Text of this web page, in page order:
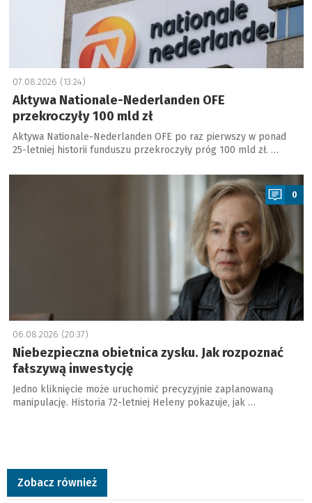
07.08.2026 (13:24)
Aktywa Nationale-Nederlanden OFE
przekroczyły 100 mld zł
Aktywa Nationale-Nederlanden OFE po raz pierwszy w ponad
25-letniej historii funduszu przekroczyły próg 100 mld zł. …
a
0
06.08.2026 (20:37)
Niebezpieczna obietnica zysku. Jak rozpoznać
fałszywą inwestycję
Jedno kliknięcie może uruchomić precyzyjnie zaplanowaną
manipulację. Historia 72-letniej Heleny pokazuje, jak …
Zobacz również